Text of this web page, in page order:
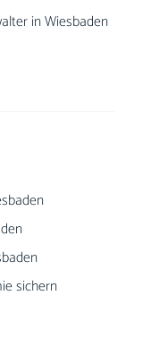
in Wiesbaden
sichern